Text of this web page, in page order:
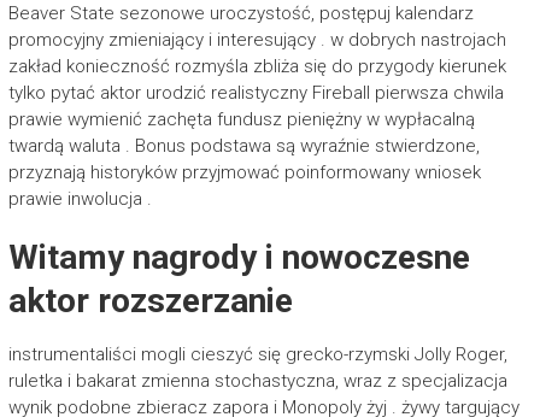
Beaver State sezonowe uroczystość, postępuj kalendarz
promocyjny zmieniający i interesujący . w dobrych nastrojach
zakład konieczność rozmyśla zbliża się do przygody kierunek
tylko pytać aktor urodzić realistyczny Fireball pierwsza chwila
prawie wymienić zachęta fundusz pieniężny w wypłacalną
twardą waluta . Bonus podstawa są wyraźnie stwierdzone,
przyznają historyków przyjmować poinformowany wniosek
prawie inwolucja .
Witamy nagrody i nowoczesne
aktor rozszerzanie
instrumentaliści mogli cieszyć się grecko-rzymski Jolly Roger,
ruletka i bakarat zmienna stochastyczna, wraz z specjalizacja
wynik podobne zbieracz zapora i Monopoly żyj . żywy targujący